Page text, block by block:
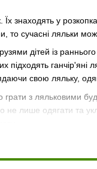
знаходять у
то сучасні ляльки
дітей із раннього
ганчір'яні
свою ляльку,
грати з ляльковими
не лише одягати та